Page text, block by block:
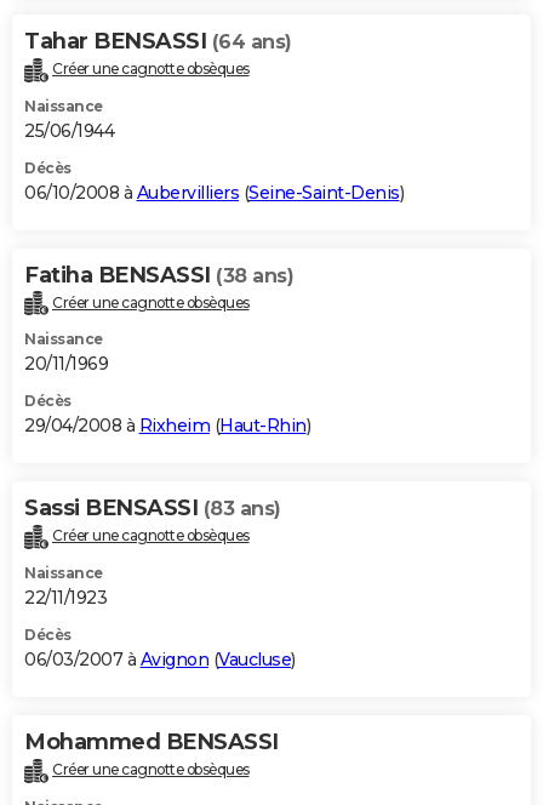
Tahar BENSASSI (64 ans)
Créer une cagnotte obsèques
Naissance
25/06/1944
Décès
06/10/2008 à Aubervilliers (Seine-Saint-Denis)
Fatiha BENSASSI (38 ans)
Créer une cagnotte obsèques
Naissance
20/11/1969
Décès
29/04/2008 à Rixheim (Haut-Rhin)
Sassi BENSASSI (83 ans)
Créer une cagnotte obsèques
Naissance
22/11/1923
Décès
06/03/2007 à Avignon (Vaucluse)
Mohammed BENSASSI
Créer une cagnotte obsèques